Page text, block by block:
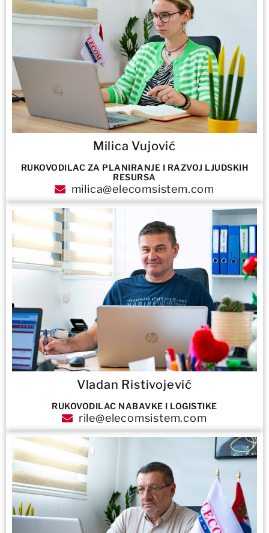
Milica Vujović
RUKOVODILAC ZA PLANIRANJE I RAZVOJ LJUDSKIH
RESURSA
milica@elecomsistem.com
Vladan Ristivojević
RUKOVODILAC NABAVKE I LOGISTIKE
rile@elecomsistem.com